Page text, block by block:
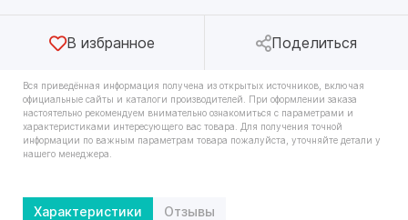
В избранное Поделиться
Вся приведённая информация получена из открытых источников, включая
официальные сайты и каталоги производителей. При оформлении заказа
настоятельно рекомендуем внимательно ознакомиться с параметрами и
характеристиками интересующего вас товара. Для получения точной
информации по важным параметрам товара пожалуйста, уточняйте детали у
нашего менеджера.
Характеристики Отзывы